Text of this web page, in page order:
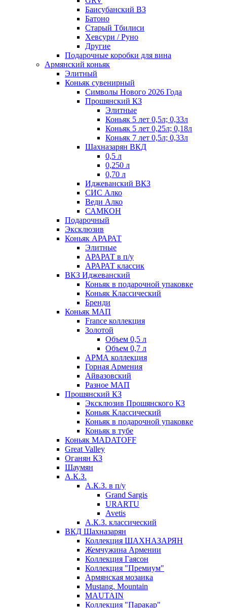
Баисубанский ВЗ
Батоно
Старый Тбилиси
Хевсури / Руно
Другие
Подарочные коробки для вина
Армянский коньяк
Элитный
Коньяк сувенирный
Символы Нового 2026 Года
Прошянский КЗ
Элитные
Коньяк 5 лет 0,5л; 0,33л
Коньяк 5 лет 0,25л; 0,18л
Коньяк 7 лет 0,5л; 0,33л
Шахназарян ВКД
0,5 л
0,250 л
0,70 л
Иджеванский ВКЗ
СИС Алко
Веди Алко
САМКОН
Подарочный
Эксклюзив
Коньяк АРАРАТ
Элитные
АРАРАТ в п/у
АРАРАТ классик
ВКЗ Иджеванский
Коньяк в подарочной упаковке
Коньяк Классический
Бренди
Коньяк МАП
France коллекция
Золотой
Объем 0,5 л
Объем 0,7 л
АРМА коллекция
Горная Армения
Айвазовский
Разное МАП
Прошянский КЗ
Эксклюзив Прошянского КЗ
Коньяк Классический
Коньяк в подарочной упаковке
Коньяк в тубе
Коньяк MADATOFF
Great Valley
Оганян КЗ
Шаумян
А.К.З.
А.К.З. в п/у
Grand Sargis
URARTU
Avetis
А.К.З. классический
ВКД Шахназарян
Коллекция ШАХНАЗАРЯН
Жемчужина Армении
Коллекция Гаясон
Коллекция "Премиум"
Армянская мозаика
Mustang. Mountain
MAUTAIN
Коллекция "Паракар"